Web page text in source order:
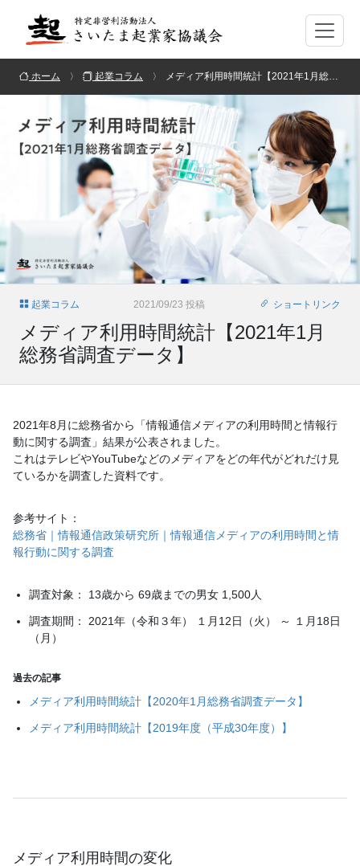
ホーム 起業コラム メディア利用時間統計【2021年1月総務省調査データ】
起業コラム 2021/09/23 投稿 ショートリンク
メディア利用時間統計【2021年1月
総務省調査データ】
2021年8月に総務省から「情報通信メディアの利用時間と情報行
動に関する調査」結果が公表されました。
これはテレビやYouTubeなどのメディアをどの年代がどれだけ見
ているかを調査した資料です。
参考サイト：
総務省｜情報通信政策研究所｜情報通信メディアの利用時間と情
報行動に関する調査
調査対象： 13歳から 69歳までの男女 1,500人
調査期間： 2021年（令和３年） １月12日（火） ～ １月18日
（月）
過去の記事
メディア利用時間統計【2020年1月総務省調査データ】
メディア利用時間統計【2019年度（平成30年度）】
メディア利用時間の変化